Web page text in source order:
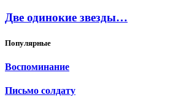
Две одинокие звезды…
Популярные
Воспоминание
Письмо солдату